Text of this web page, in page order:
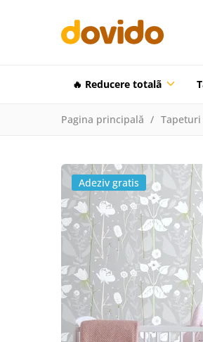
🔥 Reducere totalã
Pagina principală Tapeturi
Adeziv gratis